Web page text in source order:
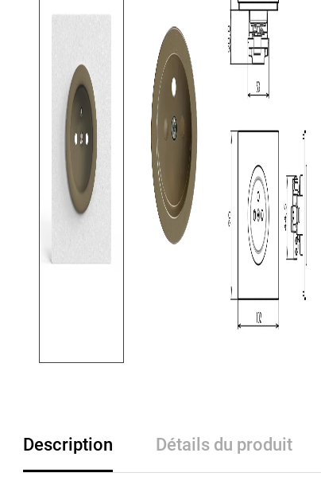
Description Détails du produit